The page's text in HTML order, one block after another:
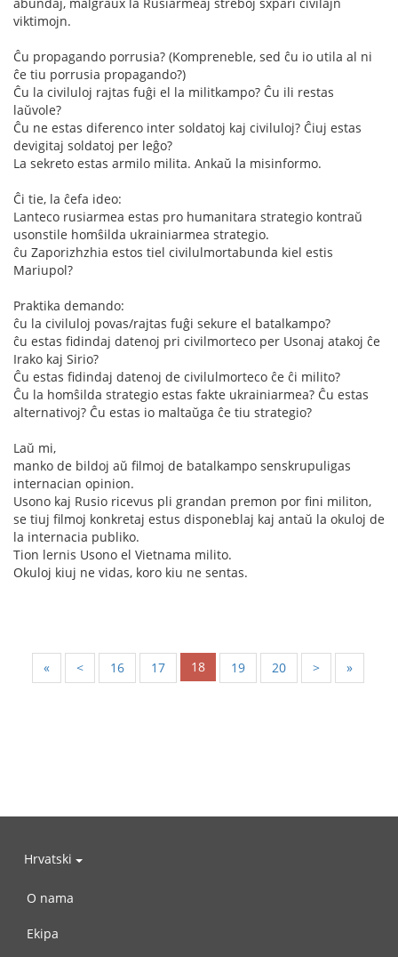
viktimojn.
Ĉu propagando porrusia? (Kompreneble, sed ĉu io utila al ni
ĉe tiu porrusia propagando?)
Ĉu la civiluloj rajtas fuĝi el la militkampo? Ĉu ili restas
laŭvole?
Ĉu ne estas diferenco inter soldatoj kaj civiluloj? Ĉiuj estas
devigitaj soldatoj per leĝo?
La sekreto estas armilo milita. Ankaŭ la misinformo.
Ĉi tie, la ĉefa ideo:
Lanteco rusiarmea estas pro humanitara strategio kontraŭ
usonstile homŝilda ukrainiarmea strategio.
ĉu Zaporizhzhia estos tiel civilulmortabunda kiel estis
Mariupol?
Praktika demando:
ĉu la civiluloj povas/rajtas fuĝi sekure el batalkampo?
ĉu estas fidindaj datenoj pri civilmorteco per Usonaj atakoj ĉe
Irako kaj Sirio?
Ĉu estas fidindaj datenoj de civilulmorteco ĉe ĉi milito?
Ĉu la homŝilda strategio estas fakte ukrainiarmea? Ĉu estas
alternativoj? Ĉu estas io maltaŭga ĉe tiu strategio?
Laŭ mi,
manko de bildoj aŭ filmoj de batalkampo senskrupuligas
internacian opinion.
Usono kaj Rusio ricevus pli grandan premon por fini militon,
se tiuj filmoj konkretaj estus disponeblaj kaj antaŭ la okuloj de
la internacia publiko.
Tion lernis Usono el Vietnama milito.
Okuloj kiuj ne vidas, koro kiu ne sentas.
« < 16 17 18 19 20 > »
Hrvatski
O nama
Ekipa